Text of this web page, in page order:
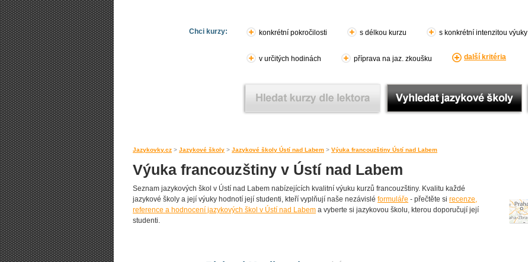
Chci kurzy: konkrétní pokročilosti s délkou kurzu s konkrétní intenzitou výuky
v určitých hodinách příprava na jaz. zkoušku další kritéria
Jazykovky.cz > Jazykové školy > Jazykové školy Ústí nad Labem > Výuka francouzštiny Ústí nad Labem
Výuka francouzštiny v Ústí nad Labem
Seznam jazykových škol v Ústí nad Labem nabízejících kvalitní výuku kurzů francouzštiny. Kvalitu každé
jazykové školy a její výuky hodnotí její studenti, kteří vyplňují naše nezávislé formuláře - přečtěte si recenze,
reference a hodnocení jazykových škol v Ústí nad Labem a vyberte si jazykovou školu, kterou doporučují její
studenti.